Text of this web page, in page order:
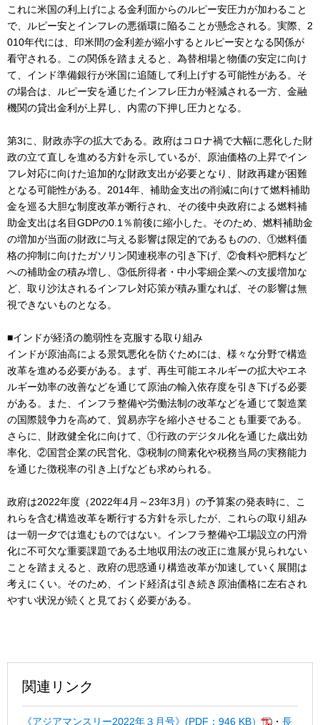
これに米国の利上げによる金利面からのルピー安圧力が加わること
で、ルピー安とインフレの悪循環に陥ることが懸念される。実際、2
010年代には、印米間の金利差が縮小するとルピー安となる関係が
看守される。この関係を踏まえると、為替相場と物価の安定に向け
て、インド準備銀行が米国に追随して利上げする可能性がある。そ
の場合は、ルピー安を通じたインフレ圧力が軽減される一方、金融
機関の貸出金利が上昇し、内需の下押し圧力となる。
第3に、財政赤字の拡大である。政府はコロナ禍で大幅に悪化した財
政の立て直しを進める方針を示しているが、原油価格の上昇でイン
フレ対応に向けた追加的な財政支出が必要となり、財政再建が困難
となる可能性がある。2014年、補助金支出の削減に向けて燃料補助
金を巡る大胆な制度改革が断行され、その後中央政府による燃料補
助金支出は名目GDPの0.1％前後に縮小した。そのため、燃料補助金
の増加が当面の財政に与える影響は限定的であるものの、①燃料価
格の抑制に向けたガソリン関連税率の引き下げ、②食料や肥料など
への補助金の積み増し、③低所得者・中小零細企業への支援増加な
ど、取り沙汰されるインフレ対応策が積み重なれば、その影響は無
視できないものとなる。
■インドが経済の脆弱性を克服する取り組み
インドが原油高による景気悪化を防ぐためには、様々な分野で構造
改革を進める必要がある。まず、再生可能エネルギーの拡大やエネ
ルギー効率の改善などを通じて原油の輸入依存度を引き下げる必要
がある。また、インフラ整備や労働法制の改革などを通じて製造業
の国際競争力を高めて、貿易赤字を縮小させることも重要である。
さらに、財政健全化に向けて、①行政のデジタル化を通じた歳出効
率化、②国営企業の民営化、③税制の簡素化や税務当局の実務能力
を通じた徴税率の引き上げなども求められる。
政府は2022年度（2022年4月～23年3月）の予算案の発表時に、こ
れらを含む構造改革を断行する方針を示したが、これらの取り組み
は一朝一夕では進むものではない。インフラ整備や工場設立の円滑
化に不可欠な重要課題である土地収用法の改正に進展が見られない
ことを踏まえると、政府の思惑通り構造改革が加速していく展開は
考えにくい。そのため、インド経済は引き続き原油価格に左右され
やすい状況が続くと見ておく必要がある。
関連リンク
《アジアマンスリー2022年３月号》(PDF：946 KB） ・ 長